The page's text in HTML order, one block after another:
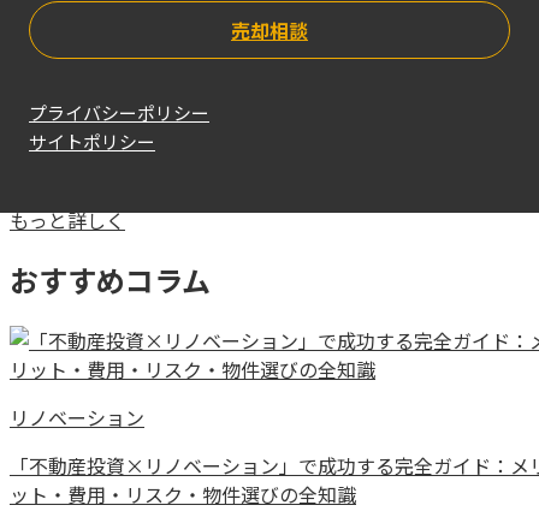
売却相談
プライバシーポリシー
サイトポリシー
資産形成
業9選
もっと詳しく
おすすめコラム
リノベーション
「不動産投資×リノベーション」で成功する完全ガイド：メ
ット・費用・リスク・物件選びの全知識